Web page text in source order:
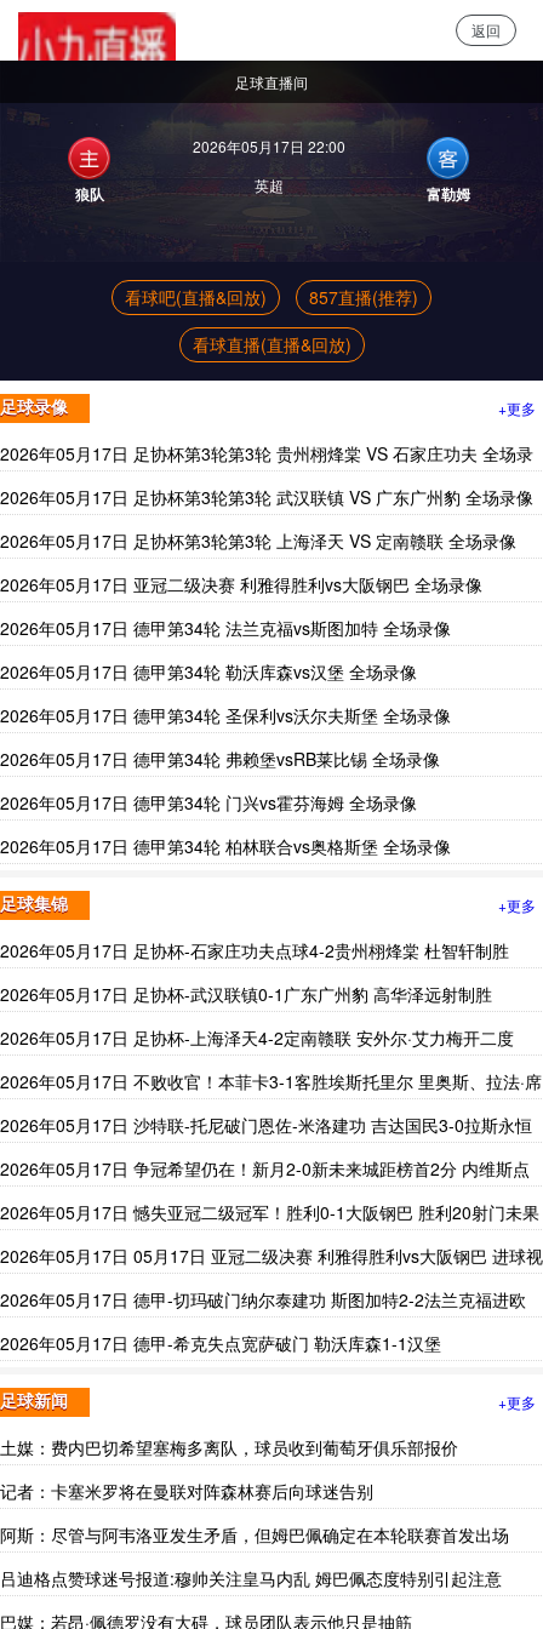
返回
足球直播间
狼队
2026年05月17日 22:00
英超
富勒姆
看球吧(直播&回放)
857直播(推荐)
看球直播(直播&回放)
足球录像 +更多
2026年05月17日 足协杯第3轮第3轮 贵州栩烽棠 VS 石家庄功夫 全场录
像
2026年05月17日 足协杯第3轮第3轮 武汉联镇 VS 广东广州豹 全场录像
2026年05月17日 足协杯第3轮第3轮 上海泽天 VS 定南赣联 全场录像
2026年05月17日 亚冠二级决赛 利雅得胜利vs大阪钢巴 全场录像
2026年05月17日 德甲第34轮 法兰克福vs斯图加特 全场录像
2026年05月17日 德甲第34轮 勒沃库森vs汉堡 全场录像
2026年05月17日 德甲第34轮 圣保利vs沃尔夫斯堡 全场录像
2026年05月17日 德甲第34轮 弗赖堡vsRB莱比锡 全场录像
2026年05月17日 德甲第34轮 门兴vs霍芬海姆 全场录像
2026年05月17日 德甲第34轮 柏林联合vs奥格斯堡 全场录像
足球集锦 +更多
2026年05月17日 足协杯-石家庄功夫点球4-2贵州栩烽棠 杜智轩制胜
2026年05月17日 足协杯-武汉联镇0-1广东广州豹 高华泽远射制胜
2026年05月17日 足协杯-上海泽天4-2定南赣联 安外尔·艾力梅开二度
2026年05月17日 不败收官！本菲卡3-1客胜埃斯托里尔 里奥斯、拉法·席
尔瓦破门
2026年05月17日 沙特联-托尼破门恩佐-米洛建功 吉达国民3-0拉斯永恒
2026年05月17日 争冠希望仍在！新月2-0新未来城距榜首2分 内维斯点
射曼达什建功
2026年05月17日 憾失亚冠二级冠军！胜利0-1大阪钢巴 胜利20射门未果
菲利克斯中柱
2026年05月17日 05月17日 亚冠二级决赛 利雅得胜利vs大阪钢巴 进球视
频
2026年05月17日 德甲-切玛破门纳尔泰建功 斯图加特2-2法兰克福进欧
冠
2026年05月17日 德甲-希克失点宽萨破门 勒沃库森1-1汉堡
足球新闻 +更多
土媒：费内巴切希望塞梅多离队，球员收到葡萄牙俱乐部报价
记者：卡塞米罗将在曼联对阵森林赛后向球迷告别
阿斯：尽管与阿韦洛亚发生矛盾，但姆巴佩确定在本轮联赛首发出场
吕迪格点赞球迷号报道:穆帅关注皇马内乱 姆巴佩态度特别引起注意
巴媒：若昂·佩德罗没有大碍，球员团队表示他只是抽筋